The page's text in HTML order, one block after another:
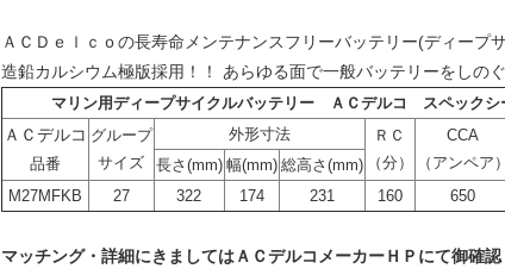
ＡＣＤｅｌｃｏの長寿命メンテナンスフリーバッテリー(ディー
造鉛カルシウム極版採用！！ あらゆる面で一般バッテリーをしの
マリン用ディープサイクルバッテリー ＡＣデルコ スペックシ
ＡＣデルコ
品番
グループ
サイズ
外形寸法
ＲＣ
（分）
CCA
（アンペア）
長さ(mm) 幅(mm) 総高さ(mm)
M27MFKB
27 322 174 231 160 650
マッチング・詳細にきましてはＡＣデルコメーカーＨＰ にて御確認